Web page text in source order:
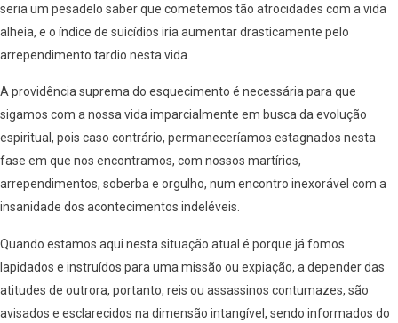
seria um pesadelo saber que cometemos tão atrocidades com a vida
alheia, e o índice de suicídios iria aumentar drasticamente pelo
arrependimento tardio nesta vida.
A providência suprema do esquecimento é necessária para que
sigamos com a nossa vida imparcialmente em busca da evolução
espiritual, pois caso contrário, permaneceríamos estagnados nesta
fase em que nos encontramos, com nossos martírios,
arrependimentos, soberba e orgulho, num encontro inexorável com a
insanidade dos acontecimentos indeléveis.
Quando estamos aqui nesta situação atual é porque já fomos
lapidados e instruídos para uma missão ou expiação, a depender das
atitudes de outrora, portanto, reis ou assassinos contumazes, são
avisados e esclarecidos na dimensão intangível, sendo informados do